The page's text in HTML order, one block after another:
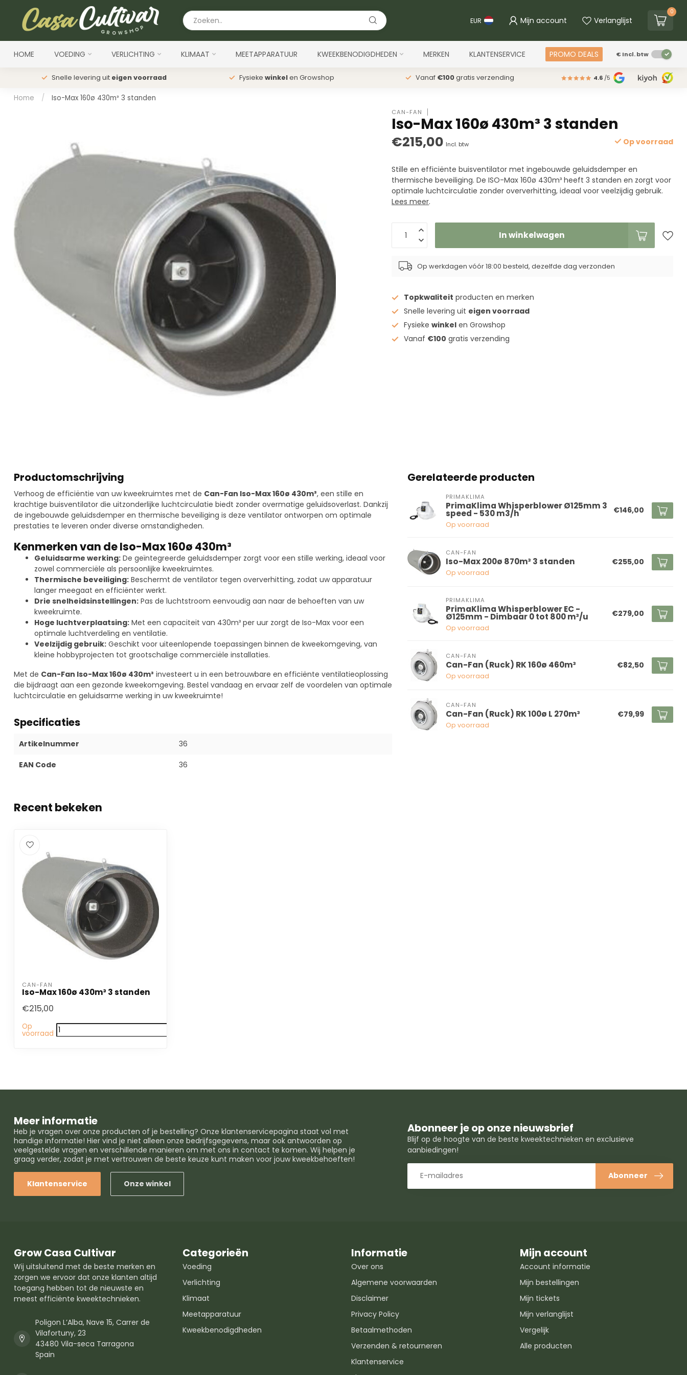
EUR Mijn account Verlanglijst
0
HOME VOEDING VERLICHTING KLIMAAT MEETAPPARATUUR KWEEKBENODIGDHEDEN MERKEN KLANTENSERVICE PROMO DEALS €Incl. btw
Snelle levering uit eigen voorraad Fysieke winkelen Growshop Vanaf €100gratis verzending 4.6 /5
Home / Iso-Max 160ø 430m³ 3 standen
CAN-FAN
Iso-Max 160ø 430m³ 3 standen
€215,00 Incl. btw Op voorraad
Stille en efficiënte buisventilator met ingebouwde geluidsdemper en
thermische beveiliging. De ISO-Max 160ø 430m³ heeft 3 standen en zorgt voor
optimale luchtcirculatie zonder oververhitting, ideaal voor veelzijdig gebruik.
Lees meer.
In winkelwagen
Op werkdagen vóór 18:00 besteld, dezelfde dag verzonden
Topkwaliteit producten en merken
Snelle levering uit eigen voorraad
Fysiekewinkel en Growshop
Vanaf €100 gratis verzending
Productomschrijving
Verhoog de efficiëntie van uw kweekruimtes met de Can-Fan Iso-Max 160ø 430m³, een stille en
krachtige buisventilator die uitzonderlijke luchtcirculatie biedt zonder overmatige geluidsoverlast. Dankzij
de ingebouwde geluidsdemper en thermische beveiliging is deze ventilator ontworpen om optimale
prestaties te leveren onder diverse omstandigheden.
Kenmerken van de Iso-Max 160ø 430m³
Geluidsarme werking: De geïntegreerde geluidsdemper zorgt voor een stille werking, ideaal voor
zowel commerciële als persoonlijke kweekruimtes.
Thermische beveiliging: Beschermt de ventilator tegen oververhitting, zodat uw apparatuur
langer meegaat en efficiënter werkt.
Drie snelheidsinstellingen: Pas de luchtstroom eenvoudig aan naar de behoeften van uw
kweekruimte.
Hoge luchtverplaatsing: Met een capaciteit van 430m³ per uur zorgt de Iso-Max voor een
optimale luchtverdeling en ventilatie.
Veelzijdig gebruik: Geschikt voor uiteenlopende toepassingen binnen de kweekomgeving, van
kleine hobbyprojecten tot grootschalige commerciële installaties.
Met de Can-Fan Iso-Max 160ø 430m³ investeert u in een betrouwbare en efficiënte ventilatieoplossing
die bijdraagt aan een gezonde kweekomgeving. Bestel vandaag en ervaar zelf de voordelen van optimale
luchtcirculatie en geluidsarme werking in uw kweekruimte!
Specificaties
Artikelnummer 36
EAN Code 36
Gerelateerde producten
PRIMAKLIMA
PrimaKlima Whisperblower Ø125mm 3
speed - 530 m3/h
Op voorraad
€146,00
CAN-FAN
Iso-Max 200ø 870m³ 3 standen
Op voorraad
€255,00
PRIMAKLIMA
PrimaKlima Whisperblower EC -
Ø125mm - Dimbaar 0 tot 800 m³/u
Op voorraad
€279,00
CAN-FAN
Can-Fan (Ruck) RK 160ø 460m³
Op voorraad
€82,50
CAN-FAN
Can-Fan (Ruck) RK 100ø L 270m³
Op voorraad
€79,99
Recent bekeken
CAN-FAN
Iso-Max 160ø 430m³ 3 standen
€215,00
Op
voorraad
Meer informatie
Heb je vragen over onze producten of je bestelling? Onze klantenservicepagina staat vol met
handige informatie! Hier vind je niet alleen onze bedrijfsgegevens, maar ook antwoorden op
veelgestelde vragen en verschillende manieren om met ons in contact te komen. Wij helpen je
graag verder, zodat je met vertrouwen de beste keuze kunt maken voor jouw kweekbehoeften!
Klantenservice Onze winkel
Abonneer je op onze nieuwsbrief
Blijf op de hoogte van de beste kweektechnieken en exclusieve
aanbiedingen!
Abonneer
Grow Casa Cultivar
Wij uitsluitend met de beste merken en
zorgen we ervoor dat onze klanten altijd
toegang hebben tot de nieuwste en
meest efficiënte kweektechnieken.
Poligon L’Alba, Nave 15, Carrer de
Vilafortuny, 23
43480 Vila-seca Tarragona
Spain
Categorieën
Voeding
Verlichting
Klimaat
Meetapparatuur
Kweekbenodigdheden
Informatie
Over ons
Algemene voorwaarden
Disclaimer
Privacy Policy
Betaalmethoden
Verzenden & retourneren
Klantenservice
Mijn account
Account informatie
Mijn bestellingen
Mijn tickets
Mijn verlanglijst
Vergelijk
Alle producten